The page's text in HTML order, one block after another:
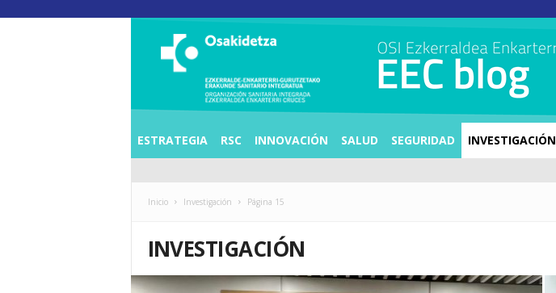
N
ESTRATEGIA RSC INNOVACIÓN SALUD SEGURIDAD INVESTIGACIÓN
Inicio Investigación Página 15
INVESTIGACIÓN